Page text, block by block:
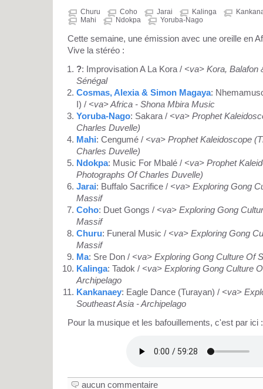
Churu Coho Jarai Kalinga
Mahi
Ndokpa Yoruba-Nago
Cette semaine, une émission avec une oreille en
Vive la stéréo :
?: Improvisation A La Kora / <va> Kora, Balafon
Sénégal
Cosmas, Alexia & Simon Magaya:
I) / <va> Africa - Shona Mbira Music
Yoruba-Nago: Sakara / <va> Prophet
Charles Duvelle)
Mahi: Cengumé / <va> Prophet Kaleidoscope
Charles Duvelle)
Ndokpa: Music For Mbalé / <va> Prophet
Photographs Of Charles Duvelle)
Jarai: Buffalo Sacrifice / <va> Exploring Gong
Massif
Coho: Duet Gongs / <va> Exploring Gong
Massif
Churu: Funeral Music / <va> Exploring Gong
Massif
Ma: Sre Don / <va> Exploring Gong Culture Of
Kalinga: Tadok / <va> Exploring Gong Culture
Archipelago
Kankanaey: Eagle Dance (Turayan) / <va>
Southeast Asia - Archipelago
Pour la musique et les bafouillements, c'est par ici :
aucun commentaire